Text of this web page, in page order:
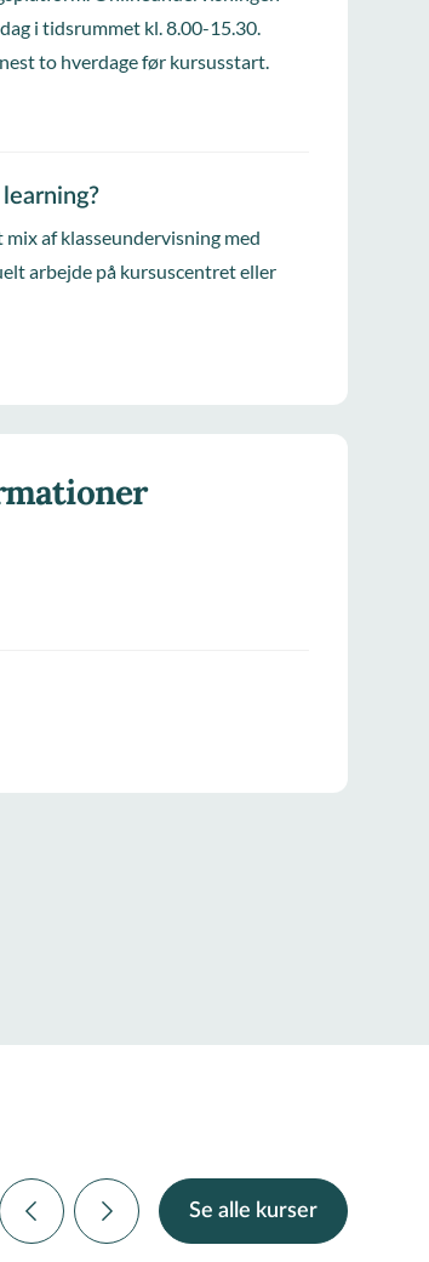
i tidsrummet kl. 8.00-15.30.
to hverdage før kursusstart.
mix af klasseundervisning med
arbejde på kursuscentret eller
Se alle kurser